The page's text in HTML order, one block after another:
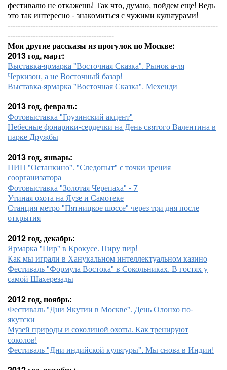
фестивалю не откажешь! Так что, думаю, пойдем еще! Ведь
это так интересно - знакомиться с чужими культурами!
-----------------------------------------------------------------------------------
------------------------------------------
Мои другие рассказы из прогулок по Москве:
2013 год, март:
Выставка-ярмарка "Восточная Сказка". Рынок а-ля
Черкизон, а не Восточный базар!
Выставка-ярмарка "Восточная Сказка". Мехенди
2013 год, февраль:
Фотовыставка "Грузинский акцент"
Небесные фонарики-сердечки на День святого Валентина в
парке Дружбы
2013 год, январь:
ПИП "Останкино". "Следопыт" с точки зрения
соорганизатора
Фотовыставка "Золотая Черепаха" - 7
Утиная охота на Яузе и Самотеке
Станция метро "Пятницкое шоссе" через три дня после
открытия
2012 год, декабрь:
Ярмарка "Пир" в Крокусе. Пиру пир!
Как мы играли в Ханукальном интеллектуальном казино
Фестиваль "Формула Востока" в Сокольниках. В гостях у
самой Шахерезады
2012 год, ноябрь:
Фестиваль "Дни Якутии в Москве". День Олонхо по-
якутски
Музей природы и соколиной охоты. Как тренируют
соколов!
Фестиваль "Дни индийской культуры". Мы снова в Индии!